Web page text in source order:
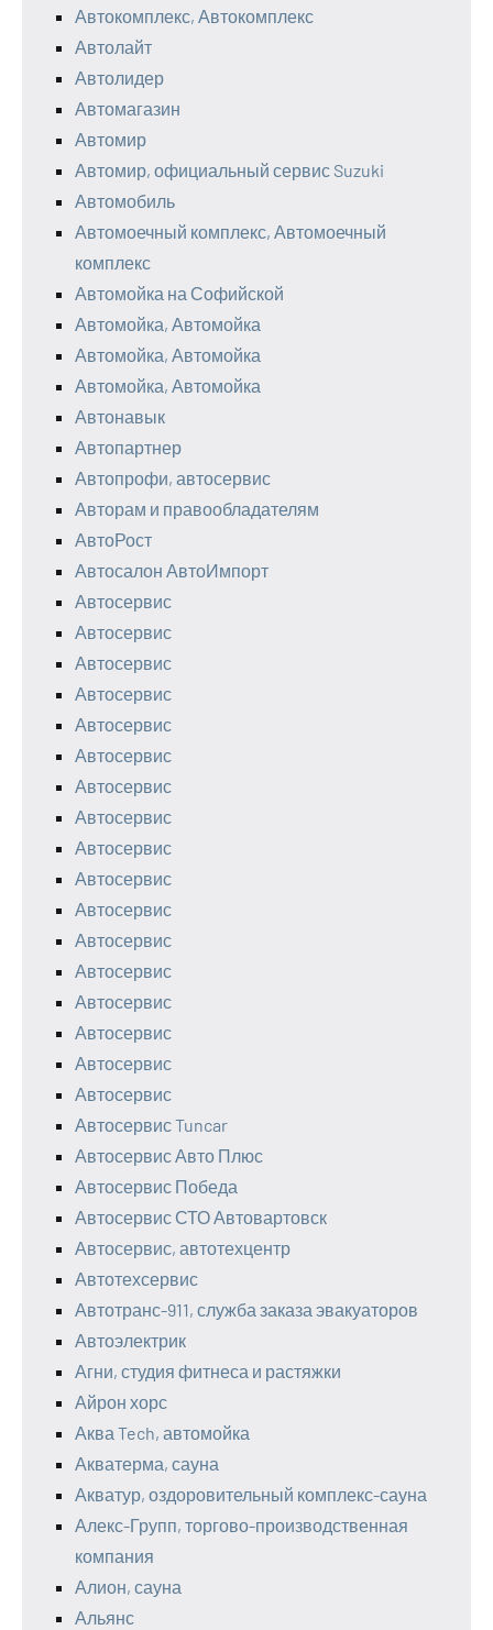
Автокомплекс, Автокомплекс
Автолайт
Автолидер
Автомагазин
Автомир
Автомир, официальный сервис Suzuki
Автомобиль
Автомоечный комплекс, Автомоечный
комплекс
Автомойка на Софийской
Автомойка, Автомойка
Автомойка, Автомойка
Автомойка, Автомойка
Автонавык
Автопартнер
Автопрофи, автосервис
Авторам и правообладателям
АвтоРост
Автосалон АвтоИмпорт
Автосервис
Автосервис
Автосервис
Автосервис
Автосервис
Автосервис
Автосервис
Автосервис
Автосервис
Автосервис
Автосервис
Автосервис
Автосервис
Автосервис
Автосервис
Автосервис
Автосервис
Автосервис Tuncar
Автосервис Авто Плюс
Автосервис Победа
Автосервис СТО Автовартовск
Автосервис, автотехцентр
Автотехсервис
Автотранс-911, служба заказа эвакуаторов
Автоэлектрик
Агни, студия фитнеса и растяжки
Айрон хорс
Аква Tech, автомойка
Акватерма, сауна
Акватур, оздоровительный комплекс-сауна
Алекс-Групп, торгово-производственная
компания
Алион, сауна
Альянс